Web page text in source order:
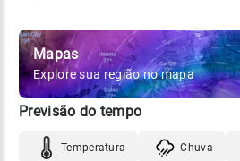
Mapas
Explore sua região no mapa
Previsão do tempo
Temperatura Chuva